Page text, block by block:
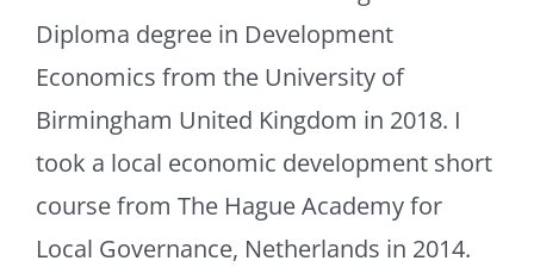
Diploma degree in Development
Economics from the University of
Birmingham United Kingdom in 2018. I
took a local economic development short
course from The Hague Academy for
Local Governance, Netherlands in 2014.